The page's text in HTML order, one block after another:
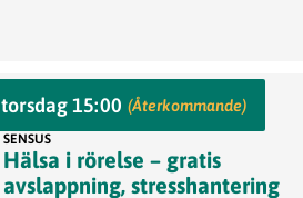
torsdag 15:00 (Återkommande)
Sensus, Medborgarhuset,
Medborgarplatsen 4, vån 7
SENSUS
Hälsa i rörelse – gratis
avslappning, stresshantering